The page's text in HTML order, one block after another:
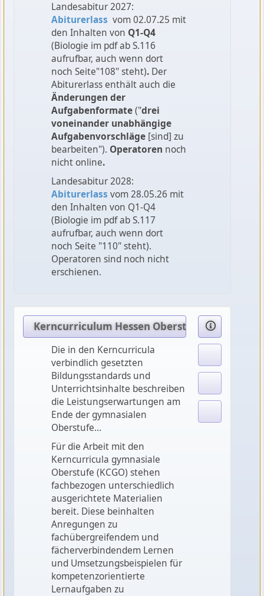
Landesabitur 2027:
Abiturerlass vom 02.07.25 mit
den Inhalten von Q1-Q4
(Biologie im pdf ab S.116
aufrufbar, auch wenn dort
noch Seite"108" steht). Der
Abiturerlass enthält auch die
Änderungen der
Aufgabenformate("drei
voneinander unabhängige
Aufgabenvorschläge [sind] zu
bearbeiten"). Operatoren noch
nicht online.
Landesabitur 2028:
Abiturerlass vom 28.05.26 mit
den Inhalten von Q1-Q4
(Biologie im pdf ab S.117
aufrufbar, auch wenn dort
noch Seite "110" steht).
Operatoren sind noch nicht
erschienen.
Kerncurriculum Hessen Oberstufe Biologie
Die in den Kerncurricula
verbindlich gesetzten
Bildungsstandards und
Unterrichtsinhalte beschreiben
die Leistungserwartungen am
Ende der gymnasialen
Oberstufe...
Für die Arbeit mit den
Kerncurricula gymnasiale
Oberstufe (KCGO) stehen
fachbezogen unterschiedlich
ausgerichtete Materialien
bereit. Diese beinhalten
Anregungen zu
fachübergreifendem und
fächerverbindendem Lernen
und Umsetzungsbeispielen für
kompetenzorientierte
Lernaufgaben zu